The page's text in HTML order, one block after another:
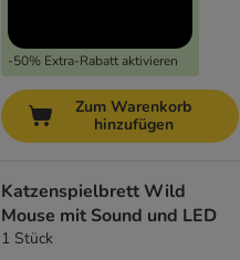
-50% Extra-Rabatt aktivieren
Zum Warenkorb
hinzufügen
Katzenspielbrett Wild
Mouse mit Sound und LED
1 Stück